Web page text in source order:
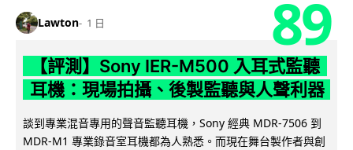
Lawton 1 日 89
【評測】Sony IER-M500 入耳式監聽
耳機：現場拍攝、後製監聽與人聲利器
談到專業混音專用的聲音監聽耳機，Sony 經典 MDR-7506 到
MDR-M1 專業錄音室耳機都為人熟悉。而現在舞台製作者與創